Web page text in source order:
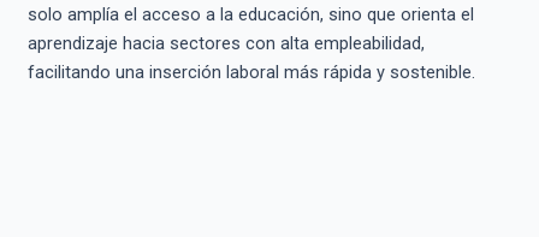
solo amplía el acceso a la educación, sino que orienta el
aprendizaje hacia sectores con alta empleabilidad,
facilitando una inserción laboral más rápida y sostenible.